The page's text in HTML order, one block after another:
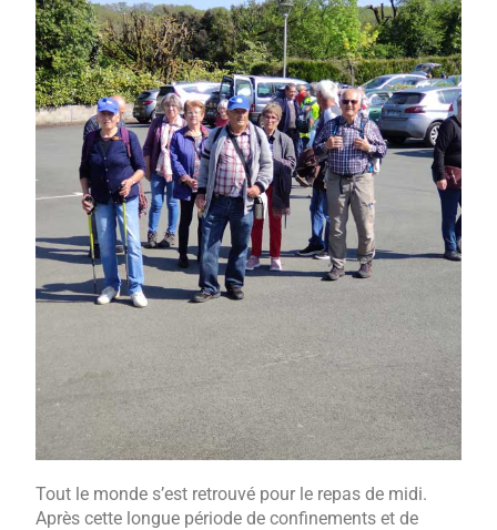
Tout le monde s’est retrouvé pour le repas de midi.
Après cette longue période de confinements et de